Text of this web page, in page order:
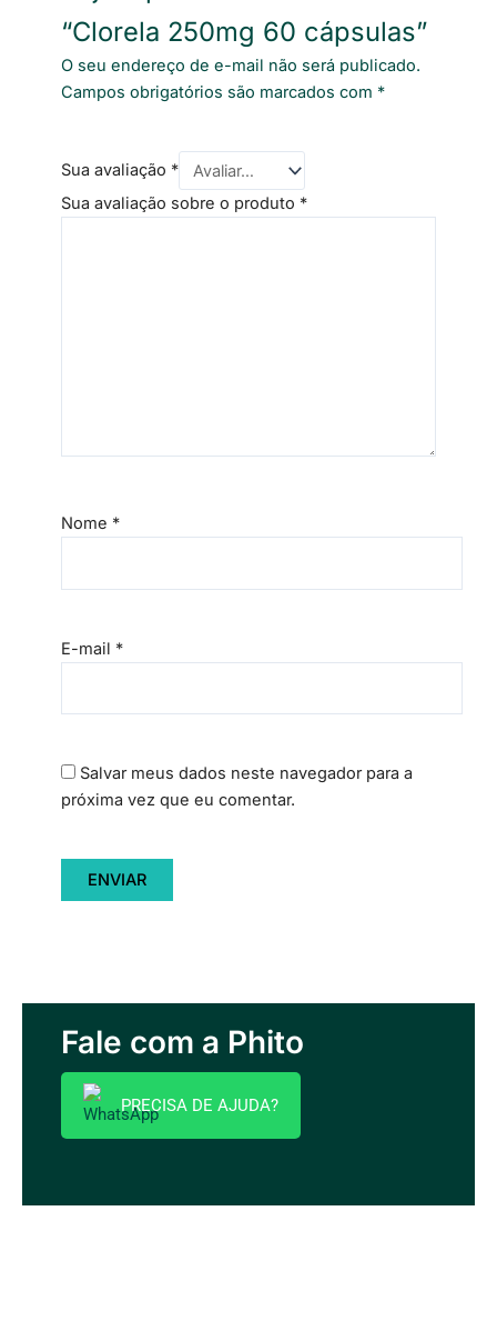
“Clorela 250mg 60 cápsulas”
O seu endereço de e-mail não será publicado.
Campos obrigatórios são marcados com *
Sua avaliação *
Sua avaliação sobre o produto *
Nome *
E-mail *
Salvar meus dados neste navegador para a
próxima vez que eu comentar.
Fale com a Phito
PRECISA DE AJUDA?